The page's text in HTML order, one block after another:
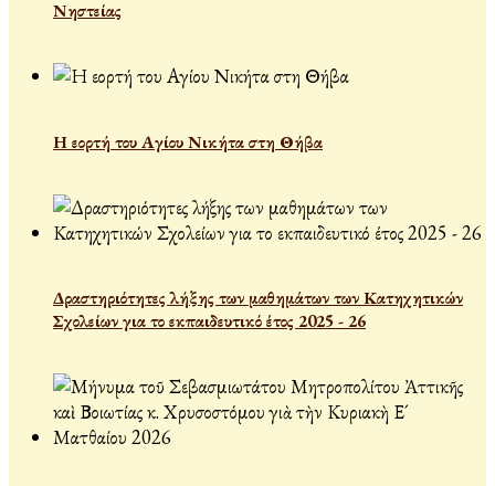
Νηστείας
Η εορτή του Αγίου Νικήτα στη Θήβα
Δραστηριότητες λήξης των μαθημάτων των Κατηχητικών
Σχολείων για το εκπαιδευτικό έτος 2025 - 26